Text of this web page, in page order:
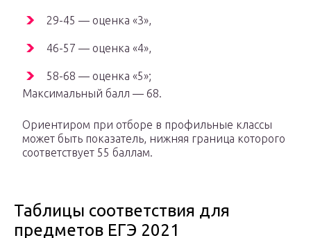
29-45 — оценка «3»,
46-57 — оценка «4»,
58-68 — оценка «5»;
Максимальный балл — 68.
Ориентиром при отборе в профильные классы
может быть показатель, нижняя граница которого
соответствует 55 баллам.
Таблицы соответствия для
предметов ЕГЭ 2021